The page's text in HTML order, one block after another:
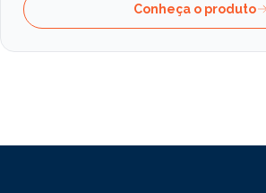
Conheça o produto